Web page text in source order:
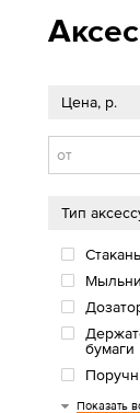
Цена, р.
от
Тип
бумаги
Полки
Крючки
Показать